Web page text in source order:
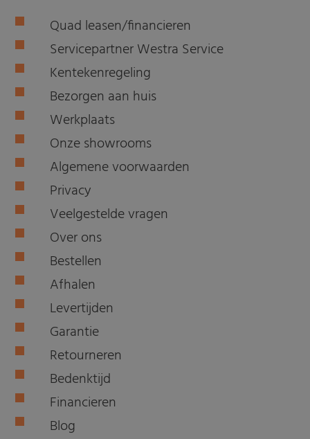
Quad leasen/financieren
Servicepartner Westra Service
Kentekenregeling
Bezorgen aan huis
Werkplaats
Onze showrooms
Algemene voorwaarden
Privacy
Veelgestelde vragen
Over ons
Bestellen
Afhalen
Levertijden
Garantie
Retourneren
Bedenktijd
Financieren
Blog